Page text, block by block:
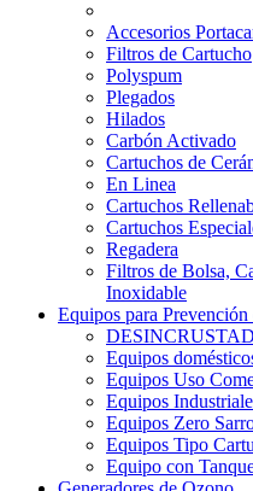
Accesorios
Filtros de Cartucho
Polyspum
Plegados
Hilados
Carbón Activado
Cartuchos de
En Linea
Cartuchos
Cartuchos
Regadera
Filtros de Bolsa,
Inoxidable
Equipos para
Equipos
Equipos Uso
Equipos
Equipos Zero
Equipos Tipo
Equipo con